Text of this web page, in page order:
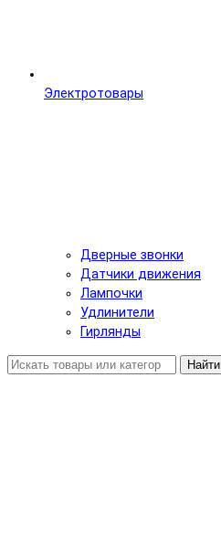
Электротовары
Дверные звонки
Датчики движения
Лампочки
Удлинители
Гирлянды
Найти